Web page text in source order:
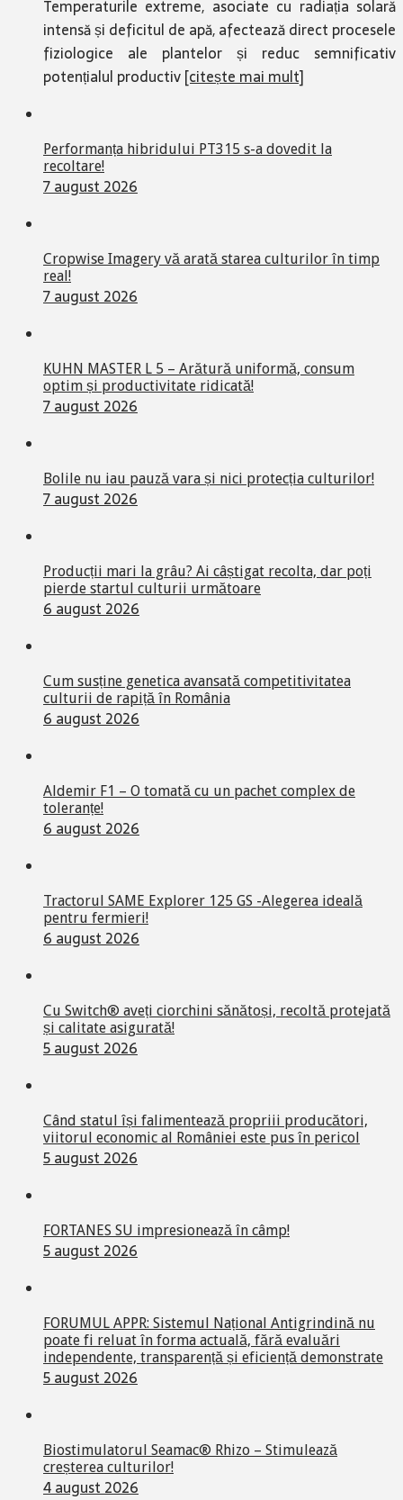
Temperaturile extreme, asociate cu radiația solară
intensă și deficitul de apă, afectează direct procesele
fiziologice ale plantelor și reduc semnificativ
potențialul productiv[citește mai mult]
Performanța hibridului PT315 s-a dovedit la
recoltare!
7 august 2026
Cropwise Imagery vă arată starea culturilor în timp
real!
7 august 2026
KUHN MASTER L 5 – Arătură uniformă, consum
optim și productivitate ridicată!
7 august 2026
Bolile nu iau pauză vara și nici protecția culturilor!
7 august 2026
Producții mari la grâu? Ai câștigat recolta, dar poți
pierde startul culturii următoare
6 august 2026
Cum susține genetica avansată competitivitatea
culturii de rapiță în România
6 august 2026
Aldemir F1 – O tomată cu un pachet complex de
toleranțe!
6 august 2026
Tractorul SAME Explorer 125 GS -Alegerea ideală
pentru fermieri!
6 august 2026
Cu Switch® aveți ciorchini sănătoși, recoltă protejată
și calitate asigurată!
5 august 2026
Când statul își falimentează propriii producători,
viitorul economic al României este pus în pericol
5 august 2026
FORTANES SU impresionează în câmp!
5 august 2026
FORUMUL APPR: Sistemul Național Antigrindină nu
poate fi reluat în forma actuală, fără evaluări
independente, transparență și eficiență demonstrate
5 august 2026
Biostimulatorul Seamac® Rhizo – Stimulează
creșterea culturilor!
4 august 2026